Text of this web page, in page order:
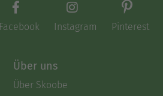
Facebook Instagram Pinterest
Über uns
Über Skoobe